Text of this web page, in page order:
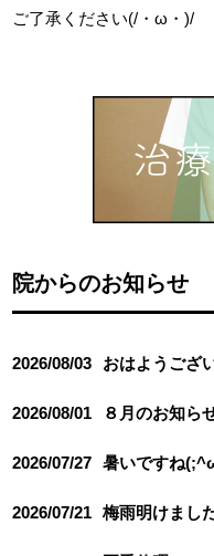
ご了承ください(/・ω・)/
院からのお知らせ
2026/08/03 おはようご
2026/08/01 ８月のお知ら
2026/07/27 暑いですね
2026/07/21 梅雨明けまし